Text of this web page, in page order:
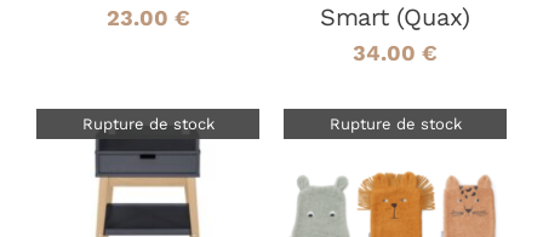
23.00 €
Smart (Quax)
34.00 €
Rupture de stock
DÉTAILS
Rupture de stock